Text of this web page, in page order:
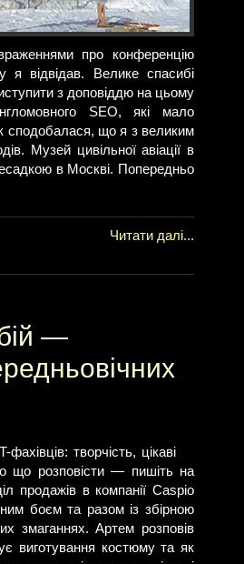
про конференцію
відвідав. Велике спасибі
з доповіддю на цьому
SEO, які мало
сподобалася, що я з великим
Музей цивільної авіації в
в Москві. Попередньо
Читати далі...
—
творчість, цікаві
що розповісти — пишіть на
продажів в компанії Caspio
боєм та разом із збірною
змаганнях. Артем розповів
виготування костюму та як